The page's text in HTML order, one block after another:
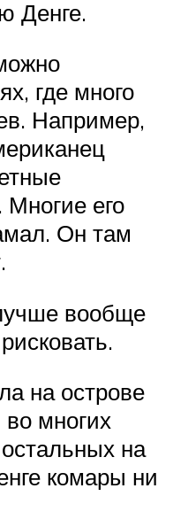
Денге.
где много
Например,
его
Он там
вообще
на острове
многих
на
комары ни